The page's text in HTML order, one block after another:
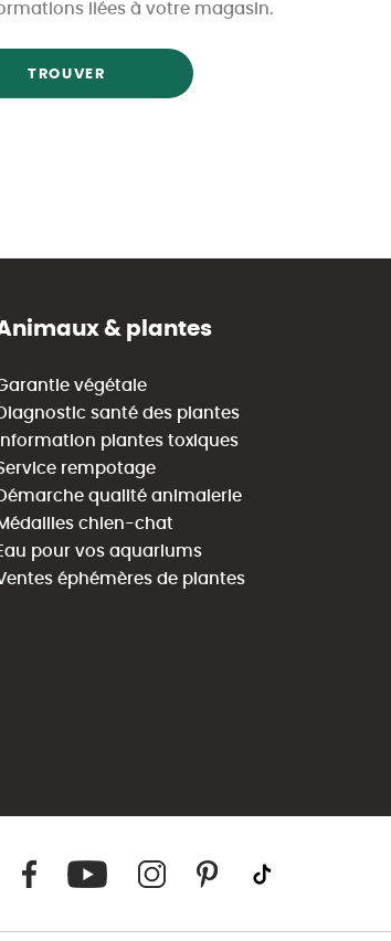
liées à votre magasin.
TROUVER
& plantes
végétale
santé des plantes
Information plantes toxiques
rempotage
qualité animalerie
chien-chat
pour vos aquariums
éphémères de plantes